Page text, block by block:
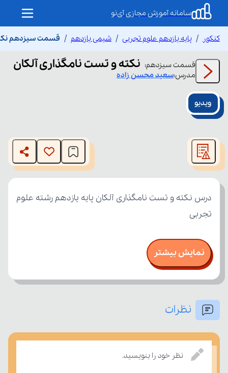
سامانه آموزش مجازی آی‌نو
کنکور پایه یازدهم علوم تجربی شیمی یازدهم قسمت سیزدهم
قسمت سیزدهم: نکته و تست نامگذاری آلکان
مدرس:سعیدمحسن زاده
ویدیو
modal
window.
The media could not be loaded, either because the server
or network failed or because the format is not supported.
تجربی
نمایش بیشتر
نظرات
نظر خود را بنویسید.